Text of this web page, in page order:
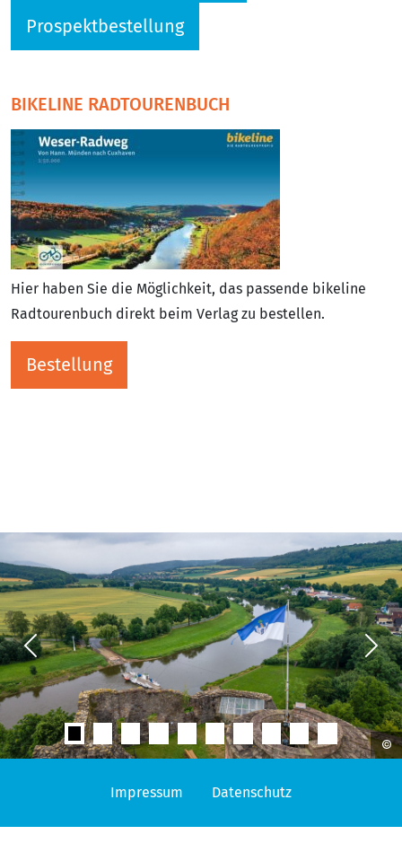
Prospektbestellung
BIKELINE RADTOURENBUCH
Hier haben Sie die Möglichkeit, das passende bikeline
Radtourenbuch direkt beim Verlag zu bestellen.
Bestellung
Previous Next
Impressum Datenschutz